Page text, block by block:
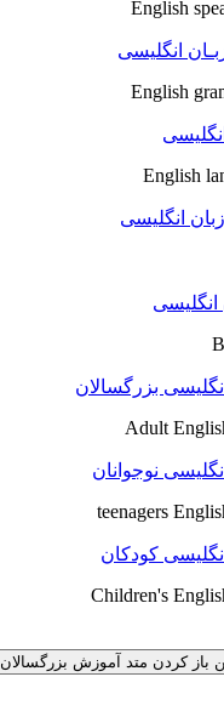
English
انگلیسی
English
English
انگلیسی
بزرگسالان
Adult
نوجوانان
teenagers
کودکان
Children's
باز کردن متد آموزش بزرگسالان